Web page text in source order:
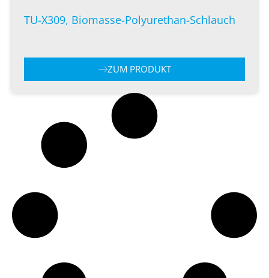
TU-X309, Biomasse-Polyurethan-Schlauch
ZUM PRODUKT